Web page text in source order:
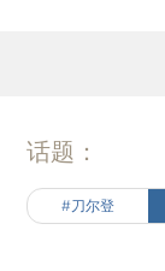
话题：
#刀尔登